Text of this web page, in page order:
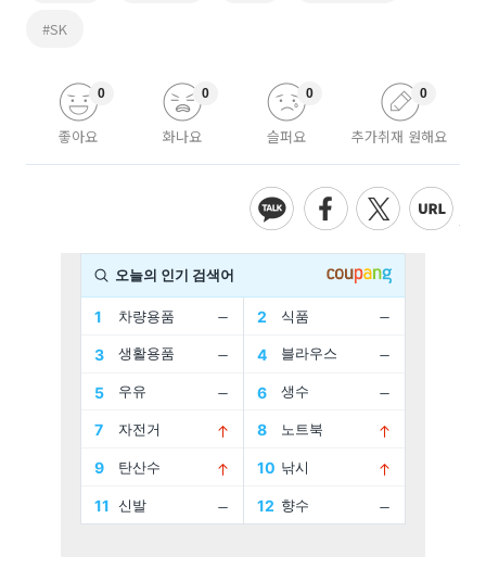
#SK
좋아요
0
화나요
0
슬퍼요
0
추가취재 원해요
0